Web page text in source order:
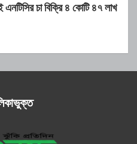
এনটিসির চা বিক্রি ৪ কোটি ৪৭ লাখ